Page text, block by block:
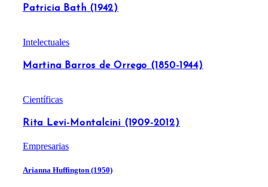
Patricia Bath (1942)
Intelectuales
Martina Barros de Orrego (1850-1944)
Científicas
Rita Levi-Montalcini (1909-2012)
Empresarias
Arianna Huffington (1950)